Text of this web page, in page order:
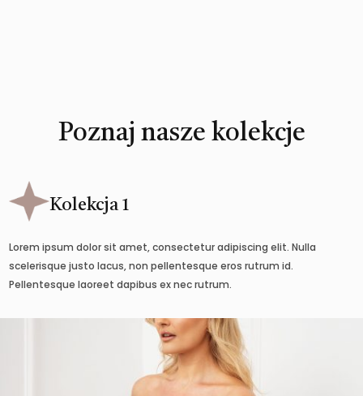
Poznaj nasze kolekcje
Kolekcja 1
Lorem ipsum dolor sit amet, consectetur adipiscing elit. Nulla
scelerisque justo lacus, non pellentesque eros rutrum id.
Pellentesque laoreet dapibus ex nec rutrum.